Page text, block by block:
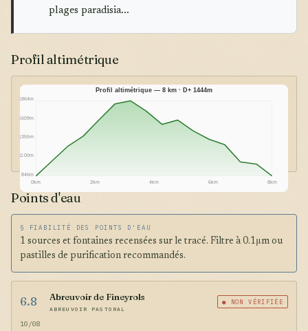
plages paradisia...
Profil altimétrique
846m
1100m
1355m
1609m
1864m
0km 2km 4km 6km 8km
Profil altimétrique — 8 km · D+ 1444m
Points d'eau
§ FIABILITÉ DES POINTS D'EAU
1 sources et fontaines recensées sur le tracé. Filtre à 0.1μm ou
pastilles de purification recommandés.
6.8 Abreuvoir de Fineyrols
ABREUVOIR PASTORAL
● NON VÉRIFIÉE
10/08